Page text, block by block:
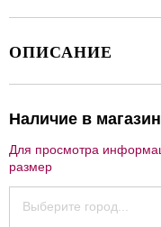
ОПИСАНИЕ
Наличие в
Для просмотра
размер
Выберите город...